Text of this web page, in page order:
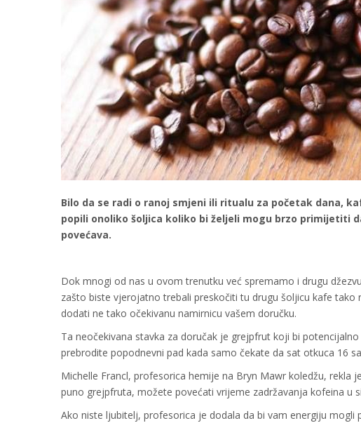
Bilo da se radi o ranoj smjeni ili ritualu za početak dana,
popili onoliko šoljica koliko bi željeli mogu brzo primijetiti
povećava.
Dok mnogi od nas u ovom trenutku već spremamo i drugu
zašto biste vjerojatno trebali preskočiti tu drugu šoljicu kafe
dodati ne tako očekivanu namirnicu vašem doručku.
Ta neočekivana stavka za doručak je grejpfrut koji bi
prebrodite popodnevni pad kada samo čekate da sat otkuca 16
Michelle Francl, profesorica hemije na Bryn Mawr koledžu,
puno grejpfruta, možete povećati vrijeme zadržavanja kofeina u
Ako niste ljubitelj, profesorica je dodala da bi vam energiju mogli